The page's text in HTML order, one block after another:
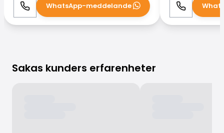
Ring WhatsApp
WhatsApp-meddelande Ring
Sakas kunders erfarenheter